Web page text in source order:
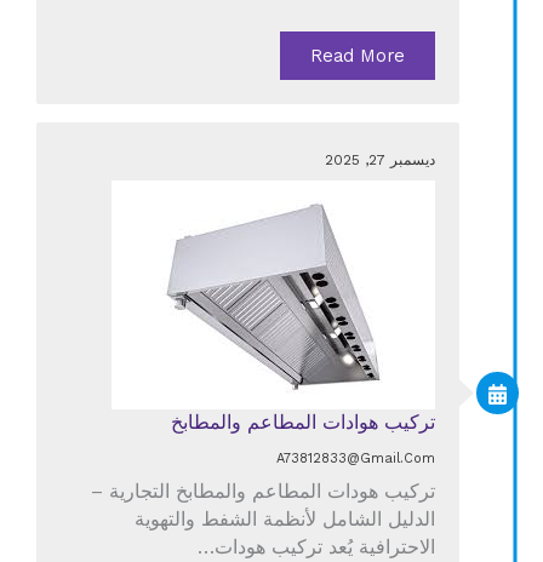
Read More
ديسمبر 27, 2025
تركيب هوادات المطاعم والمطابخ
A73812833@gmail.com
تركيب هودات المطاعم والمطابخ التجارية –
الدليل الشامل لأنظمة الشفط والتهوية
الاحترافية يُعد تركيب هودات…